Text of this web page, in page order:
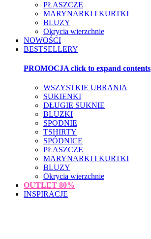
PŁASZCZE
MARYNARKI I KURTKI
BLUZY
Okrycia wierzchnie
NOWOŚCI
BESTSELLERY
PROMOCJA click to expand contents
WSZYSTKIE UBRANIA
SUKIENKI
DŁUGIE SUKNIE
BLUZKI
SPODNIE
TSHIRTY
SPÓDNICE
PŁASZCZE
MARYNARKI I KURTKI
BLUZY
Okrycia wierzchnie
OUTLET 80%
INSPIRACJE